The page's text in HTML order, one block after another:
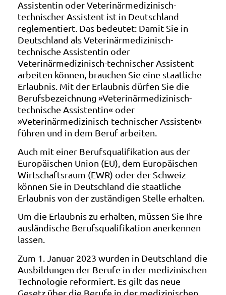
Assistentin oder Veterinärmedizinisch-
technischer Assistent ist in Deutschland
reglementiert. Das bedeutet: Damit Sie in
Deutschland als Veterinärmedizinisch-
technische Assistentin oder
Veterinärmedizinisch-technischer Assistent
arbeiten können, brauchen Sie eine staatliche
Erlaubnis. Mit der Erlaubnis dürfen Sie die
Berufsbezeichnung »Veterinärmedizinisch-
technische Assistentin« oder
»Veterinärmedizinisch-technischer Assistent«
führen und in dem Beruf arbeiten.
Auch mit einer Berufsqualifikation aus der
Europäischen Union (EU), dem Europäischen
Wirtschaftsraum (EWR) oder der Schweiz
können Sie in Deutschland die staatliche
Erlaubnis von der zuständigen Stelle erhalten.
Um die Erlaubnis zu erhalten, müssen Sie Ihre
ausländische Berufsqualifikation anerkennen
lassen.
Zum 1. Januar 2023 wurden in Deutschland die
Ausbildungen der Berufe in der medizinischen
Technologie reformiert. Es gilt das neue
Gesetz über die Berufe in der medizinischen